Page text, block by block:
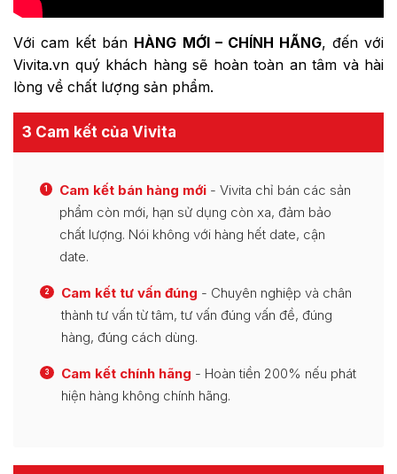
Với cam kết bán HÀNG MỚI – CHÍNH HÃNG, đến với
Vivita.vn quý khách hàng sẽ hoàn toàn an tâm và hài
lòng về chất lượng sản phẩm.
3 Cam kết của Vivita
1 Cam kết bán hàng mới - Vivita chỉ bán các sản
phẩm còn mới, hạn sử dụng còn xa, đảm bảo
chất lượng. Nói không với hàng hết date, cận
date.
2 Cam kết tư vấn đúng - Chuyên nghiệp và chân
thành tư vấn từ tâm, tư vấn đúng vấn đề, đúng
hàng, đúng cách dùng.
3 Cam kết chính hãng - Hoàn tiền 200% nếu phát
hiện hàng không chính hãng.